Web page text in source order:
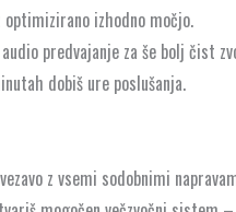
izhodno močjo.
predvajanje za še bolj čist
dobiš ure poslušanja.
z vsemi sodobnimi